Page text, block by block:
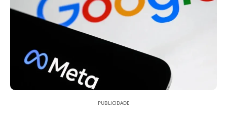
PUBLICIDADE